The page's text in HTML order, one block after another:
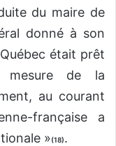
du maire de
donné à son
était prêt
de la
au courant
française a
»(18).